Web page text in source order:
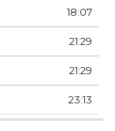
18:07
21:29
21:29
23:13